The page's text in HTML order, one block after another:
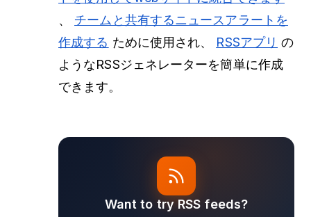
、 チームと共有するニュースアラートを
作成する ために使用され、 RSSアプリ の
ようなRSSジェネレーターを簡単に作成
できます。
Want to try RSS feeds?